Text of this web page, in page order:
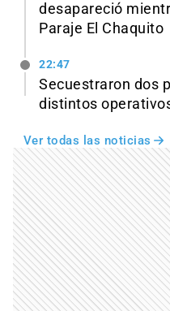
desapareció
Paraje El Chaquito
22:47
Secuestraron dos
distintos
Ver todas las noticias